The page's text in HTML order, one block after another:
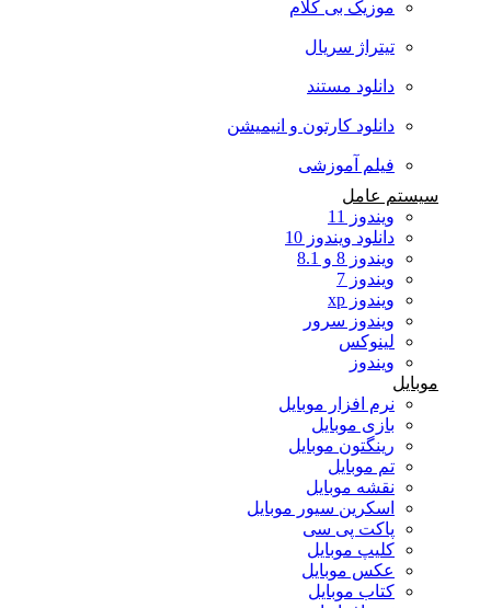
موزیک بی کلام
تیتراژ سریال
دانلود مستند
دانلود کارتون و انیمیشن
فیلم آموزشی
سیستم عامل
ویندوز 11
دانلود ویندوز 10
ویندوز 8 و 8.1
ویندوز 7
ویندوز xp
ویندوز سرور
لینوکس
ویندوز
موبایل
نرم افزار موبایل
بازی موبایل
رینگتون موبایل
تم موبایل
نقشه موبایل
اسکرین سیور موبایل
پاکت پی سی
کلیپ موبایل
عکس موبایل
کتاب موبایل